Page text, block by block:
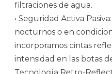
filtraciones de agua.
• Seguridad Activa
nocturnos o en
incorporamos cintas
intensidad en las botas